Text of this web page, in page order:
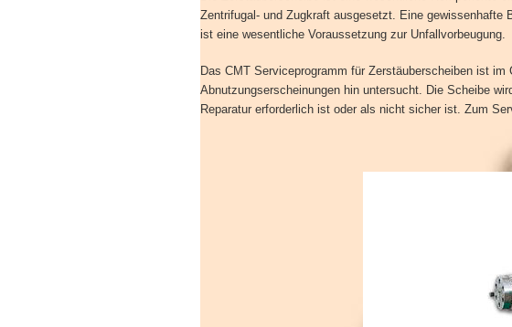
Zentrifugal- und Zugkraft ausgesetzt. Eine gewissenhafte
ist eine wesentliche Voraussetzung zur Unfallvorbeugung.
Das CMT Serviceprogramm für Zerstäuberscheiben ist
Abnutzungserscheinungen hin untersucht. Die Scheibe
Reparatur erforderlich ist oder als nicht sicher ist. Zum